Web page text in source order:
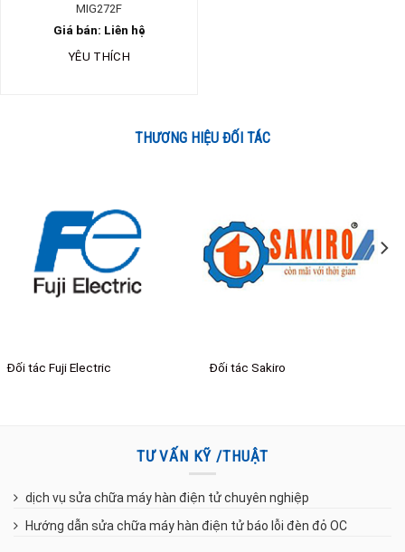
MIG272F
Giá bán: Liên hệ
YÊU THÍCH
THƯƠNG HIỆU ĐỐI TÁC
Đối tác Sakiro Đối tác 12H Powerful
TƯ VẤN KỸ /THUẬT
dịch vụ sửa chữa máy hàn điện tử chuyên nghiệp
Hướng dẫn sửa chữa máy hàn điện tử báo lỗi đèn đỏ OC